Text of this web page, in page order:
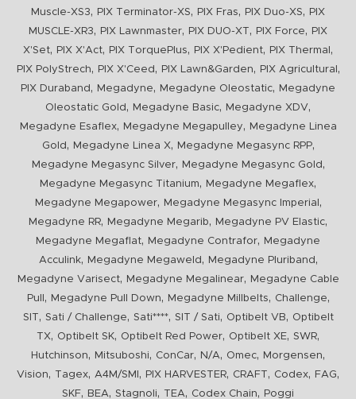
Muscle-XS3, PIX Terminator-XS, PIX Fras, PIX Duo-XS,
PIX
MUSCLE-XR3, PIX Lawnmaster, PIX DUO-XT , PIX Force,
PIX
X'Set, PIX X'Act, PIX TorquePlus, PIX X'Pedient, PIX Thermal ,
PIX PolyStrech, PIX X'Ceed , PIX Lawn&Garden, PIX Agricultural ,
PIX Duraband , Megadyne, Megadyne Oleostatic,
Megadyne
Oleostatic Gold , Megadyne Basic, Megadyne XDV,
Megadyne Esaflex, Megadyne Megapulley,
Megadyne Linea
Gold , Megadyne Linea X, Megadyne Megasync RPP,
Megadyne Megasync Silver, Megadyne Megasync Gold ,
Megadyne Megasync Titanium, Megadyne Megaflex,
Megadyne Megapower, Megadyne Megasync Imperial ,
Megadyne RR, Megadyne Megarib, Megadyne PV Elastic,
Megadyne Megaflat, Megadyne Contrafor,
Megadyne
Acculink, Megadyne Megaweld , Megadyne Pluriband ,
Megadyne Varisect, Megadyne Megalinear,
Megadyne Cable
Pull
, Megadyne Pull Down, Megadyne Millbelts, Challenge,
SIT , Sati / Challenge, Sati****, SIT / Sati, Optibelt VB, Optibelt
TX, Optibelt SK, Optibelt Red Power, Optibelt XE, SWR,
Hutchinson, Mitsuboshi, ConCar, N/A, Omec, Morgensen,
Vision, Tagex, A4M/SMI , PIX HARVESTER, CRAFT , Codex, FAG,
SKF, BEA, Stagnoli, TEA, Codex Chain, Poggi